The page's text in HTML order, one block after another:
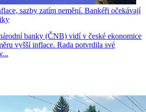
sazby zatím nemění. Bankéři očekávají
banky (ČNB) vidí v české ekonomice
vyšší inflace. Rada potvrdila své